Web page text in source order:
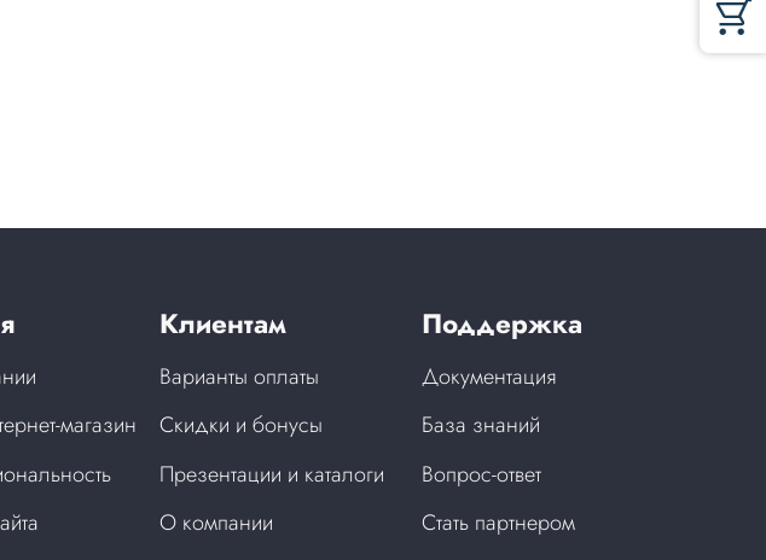
магазин
Клиентам
Варианты оплаты
Скидки и бонусы
Презентации и каталоги
О компании
Поддержка
Документация
База знаний
Вопрос-ответ
Стать партнером